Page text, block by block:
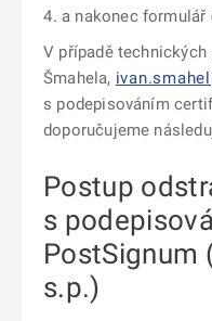
a nakonec formulář
V případě
Šmahela,
s podepisováním
doporučujeme
Postup
s
PostSignum
s.p.)